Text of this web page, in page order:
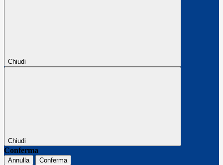
Chiudi
Chiudi
Conferma
Annulla Conferma